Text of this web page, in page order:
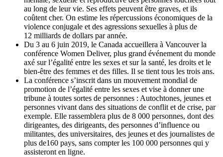
au long de leur vie. Ses effets peuvent être graves, et ils
coûtent cher. On estime les répercussions économiques de la
violence conjugale et des agressions sexuelles à plus de
12 milliards de dollars par année.
Du 3 au 6 juin 2019, le Canada accueillera à Vancouver la
conférence Women Deliver, plus grand événement du monde
axé sur l’égalité entre les sexes et sur la santé, les droits et le
bien-être des femmes et des filles. Il se tient tous les trois ans.
La conférence s’inscrit dans un mouvement mondial de
promotion de l’égalité entre les sexes et vise à donner une
tribune à toutes sortes de personnes : Autochtones, jeunes et
personnes vivant dans des situations de conflit et de crise, par
exemple. Elle rassemblera plus de 8 000 personnes, dont des
dirigeantes, des dirigeants, des personnes d’influence ou
militantes, des universitaires, des jeunes et des journalistes de
plus de160 pays, sans compter les 100 000 personnes qui y
assisteront en ligne.